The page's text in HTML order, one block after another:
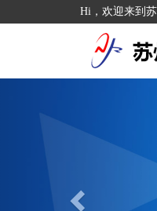
Hi，欢迎来到